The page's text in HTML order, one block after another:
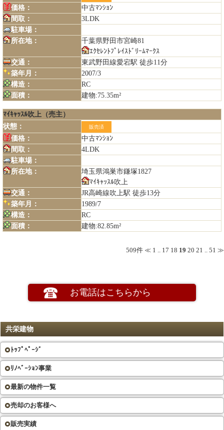
価格：
中古ﾏﾝｼｮﾝ
間取：
3LDK
駐車場：
所在地：
千葉県野田市宮崎81
ｴｸｾﾚﾝﾄﾌﾟﾚｲｽﾄﾞﾘｰﾑﾏｰｸｽ
交通：
東武野田線愛宕駅 徒歩11分
築年月：
2007/3
構造：
RC
面積：
建物:75.35m²
ﾏｲｷｬｯｽﾙ吹上（売主）
状態：
販売済
価格：
中古ﾏﾝｼｮﾝ
間取：
4LDK
駐車場：
所在地：
埼玉県鴻巣市鎌塚1827
ﾏｲｷｬｯｽﾙ吹上
交通：
JR高崎線吹上駅 徒歩13分
築年月：
1989/7
構造：
RC
面積：
建物:82.85m²
509件 ≪ 1 17 18 19 20 21 51 ≫
お電話はこちらから
共栄建物
ﾄｯﾌﾟﾍﾟｰｼﾞ
ﾘﾉﾍﾞｰｼｮﾝ事業
最新の物件一覧
売却のお客様へ
販売実績